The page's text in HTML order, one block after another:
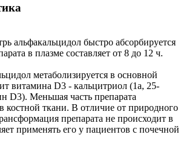
альфакальцидол быстро абсорбируется
в плазме составляет от 8 до 12 ч.
метаболизируется в основной
витамина D3 - кальцитриол (1а, 25-
D3). Меньшая часть препарата
костной ткани. В отличие от природного
препарата не происходит в
применять его у пациентов с почечной